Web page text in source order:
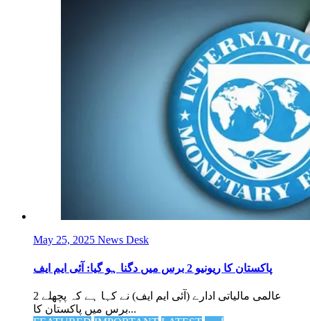
May 25, 2025 News Desk
پاکستان کا ریونیو 2 برس میں دگنا ہو گیا: آئی ایم ایف
عالمی مالیاتی ادارے (آئی ایم ایف) نے کہا ہے کہ پچھلے 2
برس میں پاکستان کا...